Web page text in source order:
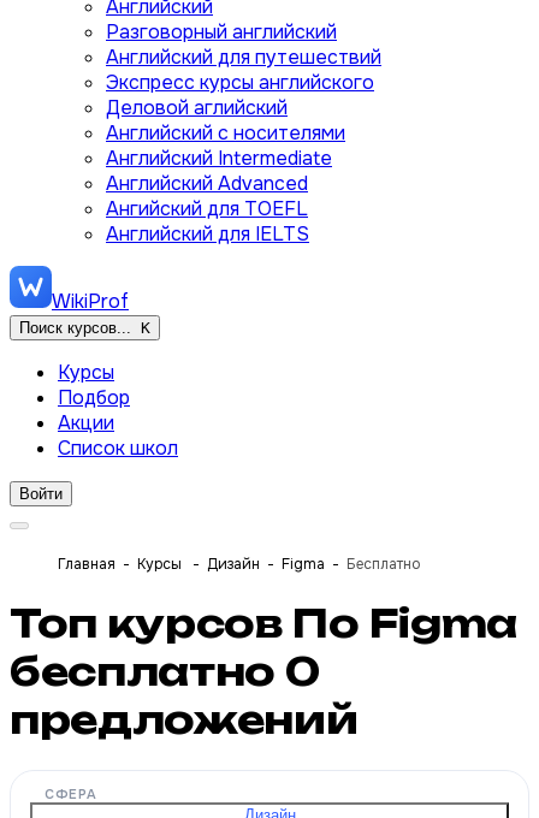
Английский
Разговорный английский
Английский для путешествий
Экспресс курсы английского
Деловой аглийский
Английский с носителями
Английский Intermediate
Английский Advanced
Ангийский для TOEFL
Английский для IELTS
WikiProf
Поиск курсов... K
Курсы
Подбор
Акции
Список школ
Войти
Главная Курсы Дизайн Figma Бесплатно
Топ курсов По Figma
бесплатно 0
предложений
СФЕРА